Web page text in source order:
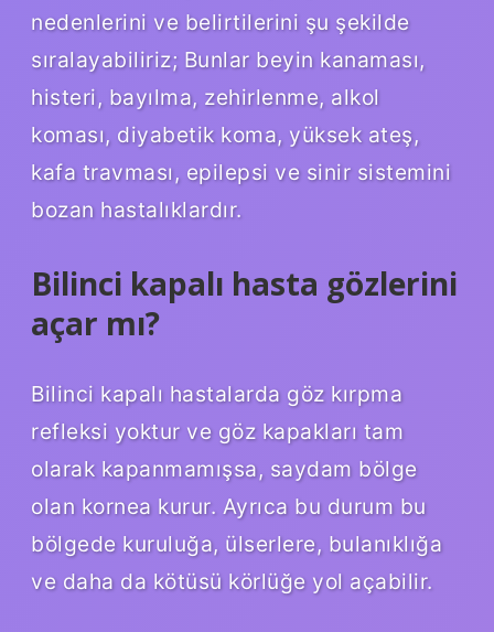
nedenlerini ve belirtilerini şu şekilde
sıralayabiliriz; Bunlar beyin kanaması,
histeri, bayılma, zehirlenme, alkol
koması, diyabetik koma, yüksek ateş,
kafa travması, epilepsi ve sinir sistemini
bozan hastalıklardır.
Bilinci kapalı hasta gözlerini
açar mı?
Bilinci kapalı hastalarda göz kırpma
refleksi yoktur ve göz kapakları tam
olarak kapanmamışsa, saydam bölge
olan kornea kurur. Ayrıca bu durum bu
bölgede kuruluğa, ülserlere, bulanıklığa
ve daha da kötüsü körlüğe yol açabilir.